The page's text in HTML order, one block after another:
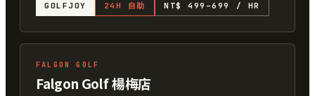
GOLFJOY 24H 自助 NT$ 499–699 / HR
FALGON GOLF
Falgon Golf 楊梅店